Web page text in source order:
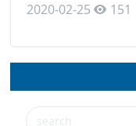
保障援助物资紧急运
切准备就绪，满载物
部送达武神山医院现
2020-02-25 151